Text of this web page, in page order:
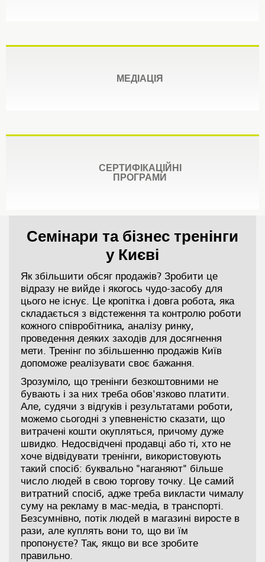
МЕДІАЦІЯ
СЕРТИФІКАЦІЙНІ
ПРОГРАМИ
Семінари та бізнес тренінги
у Києві
Як збільшити обсяг продажів? Зробити це
відразу не вийде і якогось чудо-засобу для
цього не існує. Це кропітка і довга робота, яка
складається з відстеження та контролю роботи
кожного співробітника, аналізу ринку,
проведення деяких заходів для досягнення
мети. Тренінг по збільшенню продажів Київ
допоможе реалізувати своє бажання.
Зрозуміло, що тренінги безкоштовними не
бувають і за них треба обов'язково платити.
Але, судячи з відгуків і результатами роботи,
можемо сьогодні з упевненістю сказати, що
витрачені кошти окупляться, причому дуже
швидко. Недосвідчені продавці або ті, хто не
хоче відвідувати тренінги, використовують
такий спосіб: буквально "наганяют" більше
число людей в свою торгову точку. Це самий
витратний спосіб, адже треба викласти чималу
суму на рекламу в мас-медіа, в транспорті.
Безсумнівно, потік людей в магазині виросте в
рази, але куплять вони то, що ви їм
пропонуєте? Так, якщо ви все зробите
правильно.